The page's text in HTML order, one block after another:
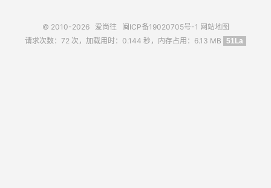
© 2010-2026 爱尚往 闽ICP备19020705号-1 网站地图
请求次数：72 次，加载用时：0.144 秒，内存占用：6.13 MB
51La